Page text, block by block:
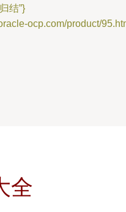
结”}
ocp.com/product/
全